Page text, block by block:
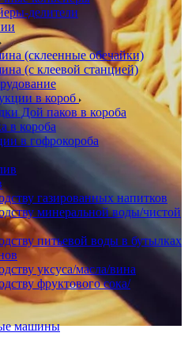
делители
(склеенные обечайки)
(с клеевой станцией)
в короб
Дой паков в короба
в короба
в гофрокороба
газированных напитков
минеральной воды/чистой
питьевой воды в бутылках
уксуса/масла/вина
фруктового сока/
машины